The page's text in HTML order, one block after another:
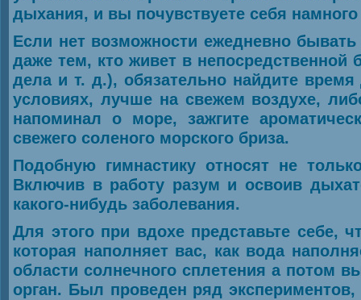
дыхания, и вы почувствуете себя
Если нет возможности ежедневно
даже тем, кто живет в
дела и т. д.), обязательно найдите
условиях, лучше на свежем воздухе,
напоминал о море, зажгите
свежего соленого морского бриза.
Подобную гимнастику относят не
Включив в работу разум и освоив
какого-нибудь заболевания.
Для этого при вдохе представьте себе,
которая наполняет вас, как вода
области солнечного сплетения а потом
орган. Был проведен ряд